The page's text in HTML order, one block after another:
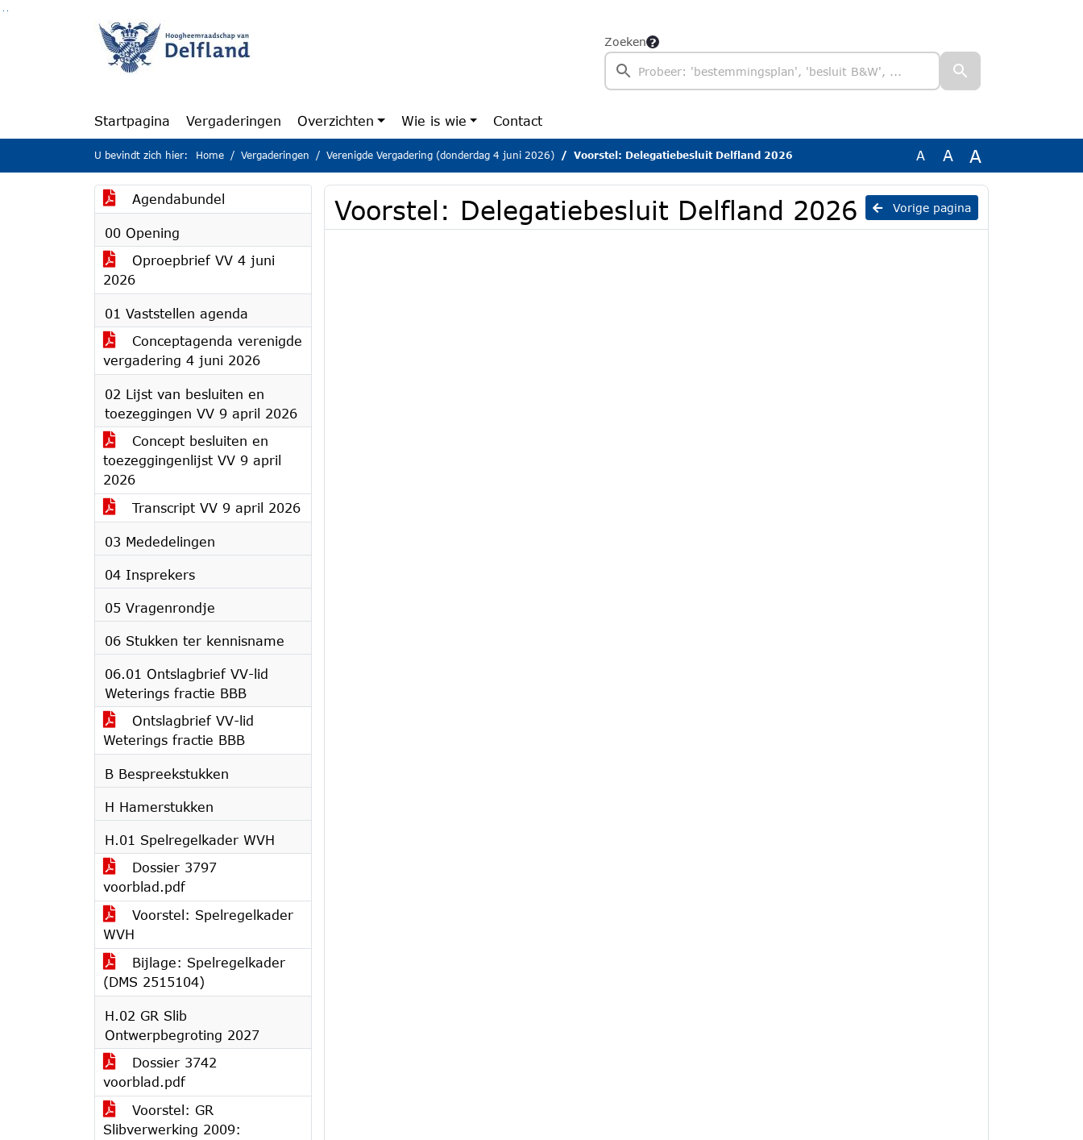
Ga naar de inhoud van deze pagina
Ga naar het zoeken
Ga naar het menu
Zoeken
Startpagina Vergaderingen Overzichten Wie is wie Contact
U bevindt zich hier: Home Vergaderingen Verenigde Vergadering (donderdag 4 juni 2026) Voorstel: Delegatiebesluit Delfland 2026 A A A
Agendabundel
00 Opening
Oproepbrief VV 4 juni
2026
01 Vaststellen agenda
Conceptagenda verenigde
vergadering 4 juni 2026
02 Lijst van besluiten en
toezeggingen VV 9 april 2026
Concept besluiten en
toezeggingenlijst VV 9 april
2026
Transcript VV 9 april 2026
03 Mededelingen
04 Insprekers
05 Vragenrondje
06 Stukken ter kennisname
06.01 Ontslagbrief VV-lid
Weterings fractie BBB
Ontslagbrief VV-lid
Weterings fractie BBB
B Bespreekstukken
H Hamerstukken
H.01 Spelregelkader WVH
Dossier 3797
voorblad.pdf
Voorstel: Spelregelkader
WVH
Bijlage: Spelregelkader
(DMS 2515104)
H.02 GR Slib
Ontwerpbegroting 2027
Dossier 3742
voorblad.pdf
Voorstel: GR
Slibverwerking 2009:
Vorige pagina
Voorstel: Delegatiebesluit Delfland 2026